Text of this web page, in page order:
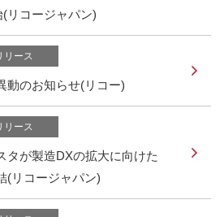
リコージャパン)
リース
動のお知らせ(リコー)
リース
タが製造DXの拡大に向けた
(リコージャパン)